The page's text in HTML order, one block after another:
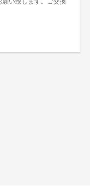
い致します。ご交換